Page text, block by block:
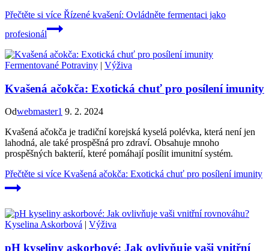
Přečtěte si více Řízené kvašení: Ovládněte fermentaci jako
profesionál
Fermentované Potraviny | Výživa
Kvašená ačokča: Exotická chuť pro posílení imunity
Odwebmaster1 9. 2. 2024
Kvašená ačokča je tradiční korejská kyselá polévka, která není jen
lahodná, ale také prospěšná pro zdraví. Obsahuje mnoho
prospěšných bakterií, které pomáhají posílit imunitní systém.
Přečtěte si více Kvašená ačokča: Exotická chuť pro posílení imunity
Kyselina Askorbová | Výživa
pH kyseliny askorbové: Jak ovlivňuje vaši vnitřní